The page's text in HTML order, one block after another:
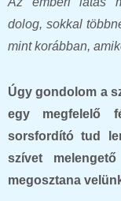
dolog, sokkal
mint korábban,
Úgy gondolom a
egy megfelelő
sorsfordító tud
szívet
megosztana